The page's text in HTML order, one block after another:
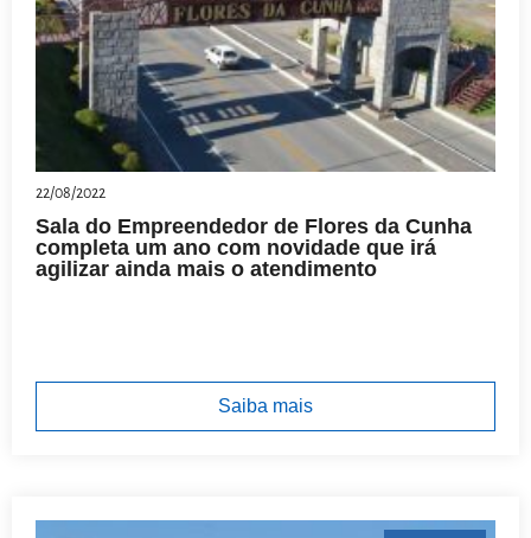
22/08/2022
Sala do Empreendedor de Flores da Cunha
completa um ano com novidade que irá
agilizar ainda mais o atendimento
Saiba mais